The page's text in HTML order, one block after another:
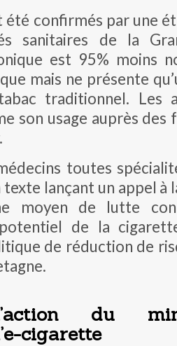
été confirmés par une
sanitaires de la
est 95% moins
mais ne présente
traditionnel. Les
son usage auprès des
toutes
lançant un appel à
moyen de lutte
de la
de réduction de
du
cigarette